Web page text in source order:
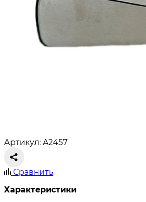
Артикул: A2457
Сравнить
Характеристики